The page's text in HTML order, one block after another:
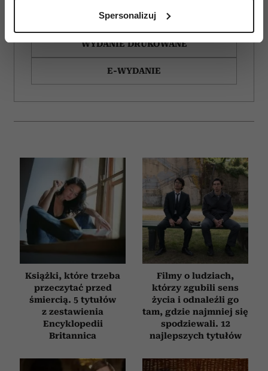
(fingerprinting, czyli wirtualny odcisk palca)
. W Deklaracji plików cookie możesz
i reklam, aby oferować funkcje społecznościowe i
społecznościowym, reklamowym i analitycznym.
Partnerzy mogą połączyć te informacje z innymi danymi
otrzymanymi od Ciebie lub uzyskanymi podczas
korzystania z ich usług.
Spersonalizuj
ZAMÓW
WYDANIE DRUKOWANE
E-WYDANIE
Książki, które trzeba
przeczytać przed
śmiercią. 5 tytułów
z zestawienia
Encyklopedii
Britannica
Filmy o ludziach,
którzy zgubili sens
życia i odnaleźli go
tam, gdzie najmniej się
spodziewali. 12
najlepszych tytułów